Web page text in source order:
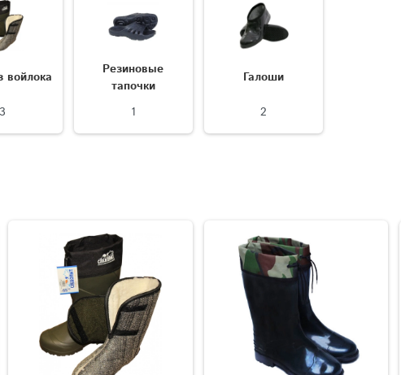
войлока
3
Резиновые
тапочки
1
Галоши
2